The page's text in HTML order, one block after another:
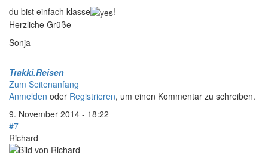
du bist einfach klasse
!
Herzliche Grüße
Sonja
Trakki.Reisen
Zum Seitenanfang
Anmelden oder Registrieren, um einen Kommentar zu schreiben.
9. November 2014 - 18:22
#7
Richard